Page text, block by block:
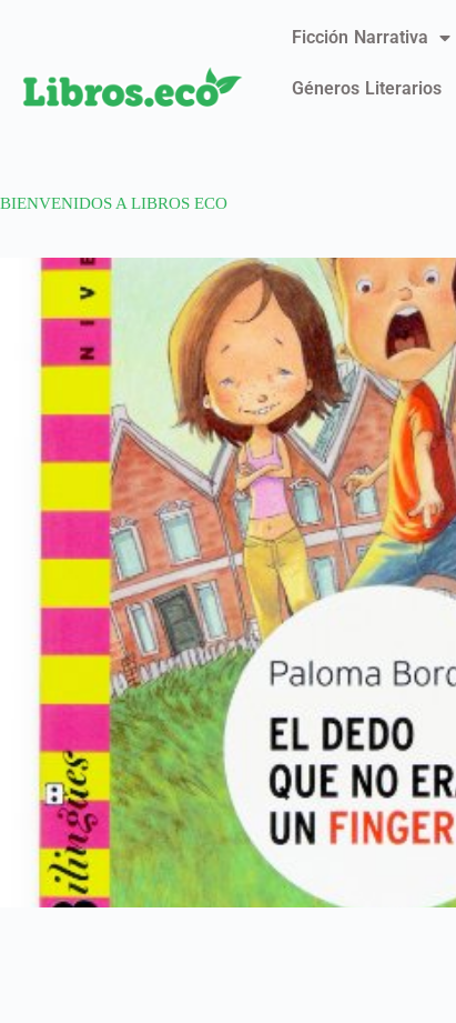
Ficción Narrativa
Géneros Literarios
BIENVENIDOS A LIBROS ECO